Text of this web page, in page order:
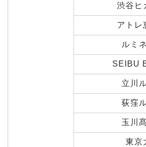
渋谷ヒ
アトレ
ルミ
SEIBU
立川
荻窪
玉川
東京